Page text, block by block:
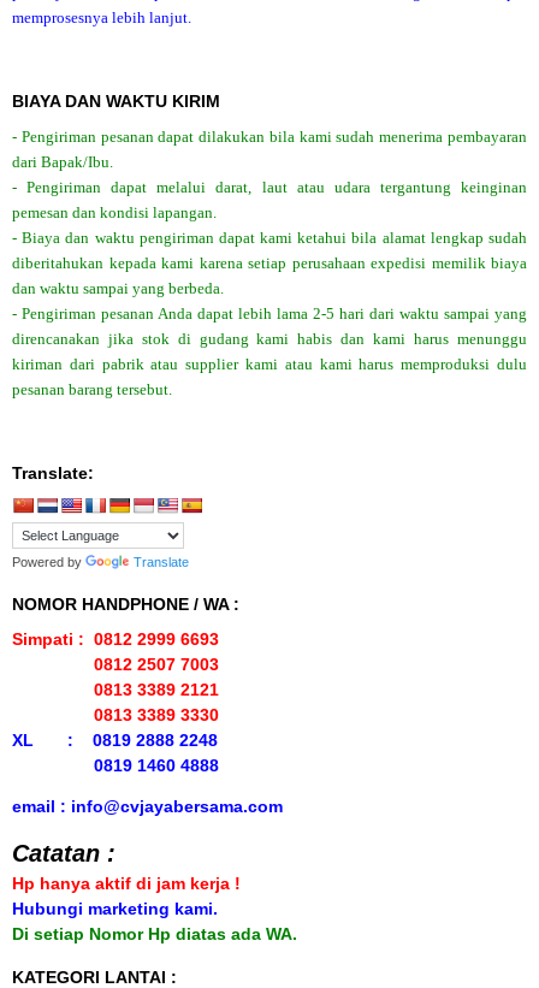
memprosesnya lebih lanjut.
BIAYA DAN WAKTU KIRIM
- Pengiriman pesanan dapat dilakukan bila kami sudah menerima pembayaran
dari Bapak/Ibu.
- Pengiriman dapat melalui darat, laut atau udara tergantung keinginan
pemesan dan kondisi lapangan.
- Biaya dan waktu pengiriman dapat kami ketahui bila alamat lengkap sudah
diberitahukan kepada kami karena setiap perusahaan expedisi memilik biaya
dan waktu sampai yang berbeda.
- Pengiriman pesanan Anda dapat lebih lama 2-5 hari dari waktu sampai yang
direncanakan jika stok di gudang kami habis dan kami harus menunggu
kiriman dari pabrik atau supplier kami atau kami harus memproduksi dulu
pesanan barang tersebut.
Translate:
Powered by Translate
NOMOR HANDPHONE / WA :
Simpati : 0812 2999 6693
0812 2507 7003
0813 3389 2121
0813 3389 3330
XL : 0819 2888 2248
0819 1460 4888
email : info@cvjayabersama.com
Catatan :
Hp hanya aktif di jam kerja !
Hubungi marketing kami.
Di setiap Nomor Hp diatas ada WA.
KATEGORI LANTAI :